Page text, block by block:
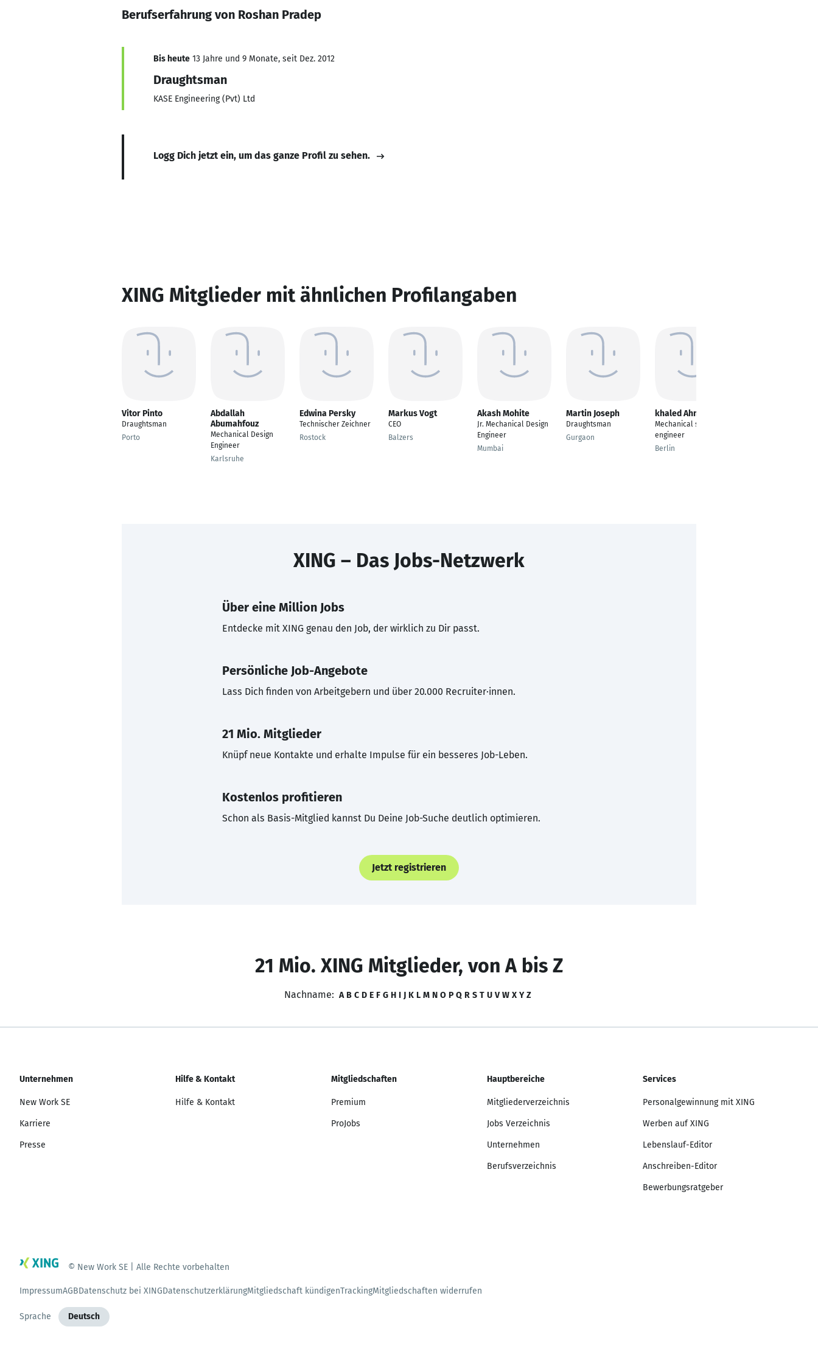
Berufserfahrung von Roshan Pradep
Bis heute 13 Jahre und 9 Monate, seit Dez. 2012
Draughtsman
KASE Engineering (Pvt) Ltd
Logg Dich jetzt ein, um das ganze Profil zu sehen.
XING Mitglieder mit ähnlichen Profilangaben
Vitor Pinto
Draughtsman
Porto
Abdallah
Abumahfouz
Mechanical Design
Engineer
Karlsruhe
Edwina Persky
Technischer Zeichner
Rostock
Markus Vogt
CEO
Balzers
Akash Mohite
Jr. Mechanical Design
Engineer
Mumbai
Martin Joseph
Draughtsman
Gurgaon
khaled Ahmad
Mechanical site
engineer
Berlin
XING – Das Jobs-Netzwerk
Über eine Million Jobs
Entdecke mit XING genau den Job, der wirklich zu Dir passt.
Persönliche Job-Angebote
Lass Dich finden von Arbeitgebern und über 20.000 Recruiter·innen.
21 Mio. Mitglieder
Knüpf neue Kontakte und erhalte Impulse für ein besseres Job-Leben.
Kostenlos profitieren
Schon als Basis-Mitglied kannst Du Deine Job-Suche deutlich optimieren.
Jetzt registrieren
21 Mio. XING Mitglieder, von A bis Z
Nachname: A B C D E F G H I J K L M N O P Q R S T U V W X Y Z
Unternehmen
New Work SE
Karriere
Presse
Hilfe & Kontakt
Hilfe & Kontakt
Mitgliedschaften
Premium
ProJobs
Hauptbereiche
Mitgliederverzeichnis
Jobs Verzeichnis
Unternehmen
Berufsverzeichnis
Services
Personalgewinnung mit XING
Werben auf XING
Lebenslauf-Editor
Anschreiben-Editor
Bewerbungsratgeber
© New Work SE | Alle Rechte vorbehalten
ImpressumAGBDatenschutz bei XINGDatenschutzerklärungMitgliedschaft kündigenTrackingMitgliedschaften widerrufen
Sprache Deutsch